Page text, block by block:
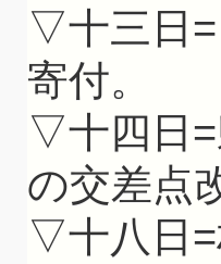
▽十三日=
寄付。
▽十四日=
の交差点
▽十八日=